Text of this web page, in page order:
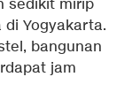
sedikit mirip
Yogyakarta.
bangunan
jam